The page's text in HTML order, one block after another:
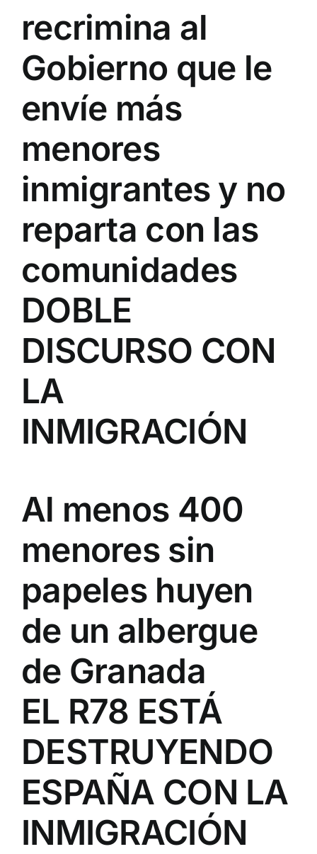
recrimina al
Gobierno que le
envíe más
menores
inmigrantes y no
reparta con las
comunidades
DOBLE
DISCURSO CON
LA
INMIGRACIÓN
Al menos 400
menores sin
papeles huyen
de un albergue
de Granada
EL R78 ESTÁ
DESTRUYENDO
ESPAÑA CON LA
INMIGRACIÓN